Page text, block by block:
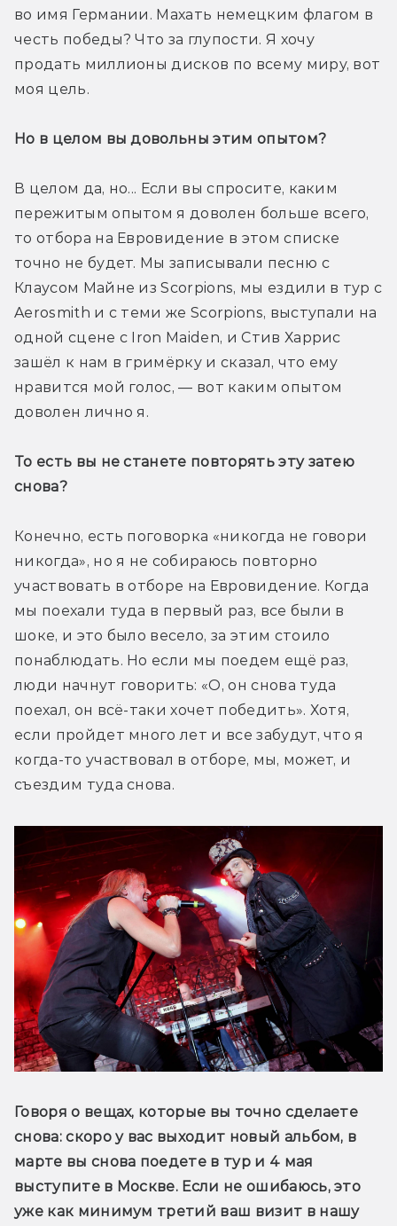
во имя Германии. Махать немецким флагом в
честь победы? Что за глупости. Я хочу
продать миллионы дисков по всему миру, вот
моя цель.
Но в целом вы довольны этим опытом?
В целом да, но... Если вы спросите, каким
пережитым опытом я доволен больше всего,
то отбора на Евровидение в этом списке
точно не будет. Мы записывали песню с
Клаусом Майне из Scorpions, мы ездили в тур с
Aerosmith и с теми же Scorpions, выступали на
одной сцене с Iron Maiden, и Стив Харрис
зашёл к нам в гримёрку и сказал, что ему
нравится мой голос, — вот каким опытом
доволен лично я.
То есть вы не станете повторять эту затею
снова?
Конечно, есть поговорка «никогда не говори
никогда», но я не собираюсь повторно
участвовать в отборе на Евровидение. Когда
мы поехали туда в первый раз, все были в
шоке, и это было весело, за этим стоило
понаблюдать. Но если мы поедем ещё раз,
люди начнут говорить: «О, он снова туда
поехал, он всё-таки хочет победить». Хотя,
если пройдет много лет и все забудут, что я
когда-то участвовал в отборе, мы, может, и
съездим туда снова.
Говоря о вещах, которые вы точно сделаете
снова: скоро у вас выходит новый альбом, в
марте вы снова поедете в тур и 4 мая
выступите в Москве. Если не ошибаюсь, это
уже как минимум третий ваш визит в нашу